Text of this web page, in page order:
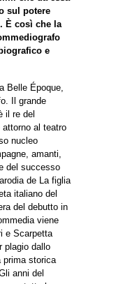
sul potere
È così che la
e
Belle Époque,
Il grande
il re del
al teatro
nucleo
amanti,
del successo
de La figlia
italiano del
del debutto in
viene
e Scarpetta
plagio dallo
prima storica
anni del